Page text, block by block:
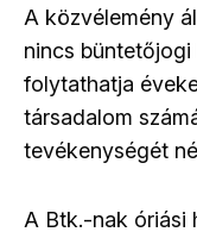
A közvélemény
nincs
folytathatja
társadalom
tevékenységét
A Btk.-nak óriási